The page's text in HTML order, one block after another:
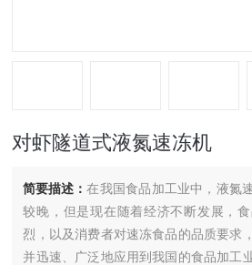
对虾隧道式液氮速冻机
简要描述：在我国食品加工业中，液氮
较晚，但是现在随着经济不断发展，
烈，以及消费者对速冻食品的品质要求
并迅速、广泛地应用到我国的食品加工